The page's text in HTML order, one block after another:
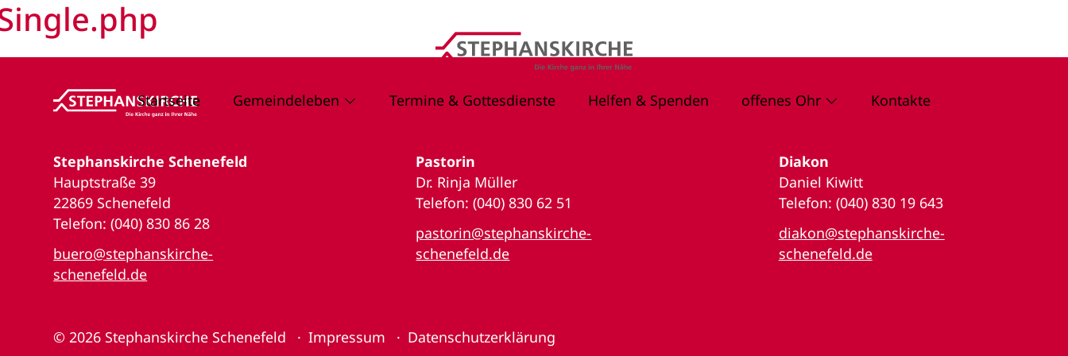
Startseite Gemeindeleben Termine & Gottesdienste Helfen & Spenden offenes Ohr Kontakte
Stephanskirche Schenefeld
Hauptstraße 39
22869 Schenefeld
Telefon: (040) 830 86 28
buero@stephanskirche-
schenefeld.de
Pastorin
Dr. Rinja Müller
Telefon: (040) 830 62 51
pastorin@stephanskirche-
schenefeld.de
Diakon
Daniel Kiwitt
Telefon: (040) 830 19 643
diakon@stephanskirche-
schenefeld.de
© 2026 Stephanskirche Schenefeld Impressum Datenschutzerklärung